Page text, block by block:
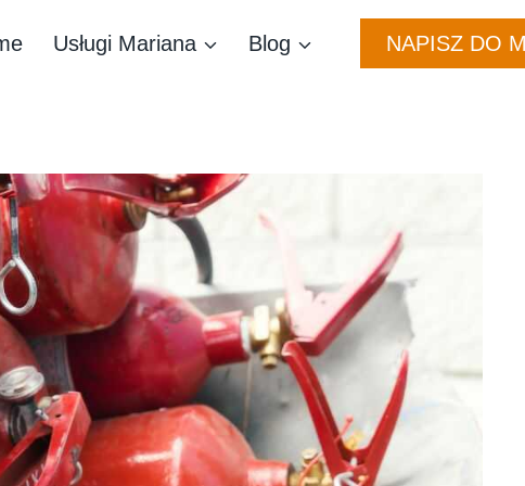
Usługi Mariana Blog NAPISZ DO